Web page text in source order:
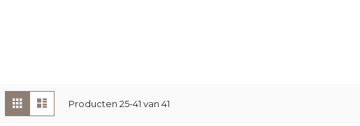
Tonen
als
Foto-
tabel
Producten 25-41 van 41